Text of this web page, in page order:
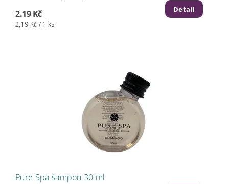
2.19 Kč
2,19 Kč / 1 ks
Detail
Pure Spa šampon 30 ml